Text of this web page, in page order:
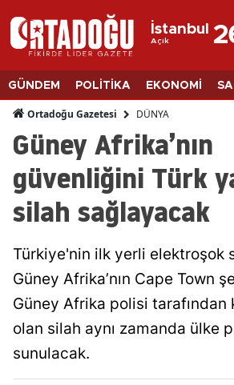
İstanbul
AçıkAdana
Adıyaman
Ağrı
Amasya
Ankara
Antalya
Artvin
Aydın
Bilecik
GÜNDEM POLİTİKA EKONOMİ
Ortadoğu Gazetesi DÜNYA
Güney Afrika’nın
güvenliğini Türk
silah sağlayacak
Türkiye'nin ilk yerli elektroşok
Güney Afrika’nın Cape Town
Güney Afrika polisi tarafından
olan silah aynı zamanda ülke
sunulacak.